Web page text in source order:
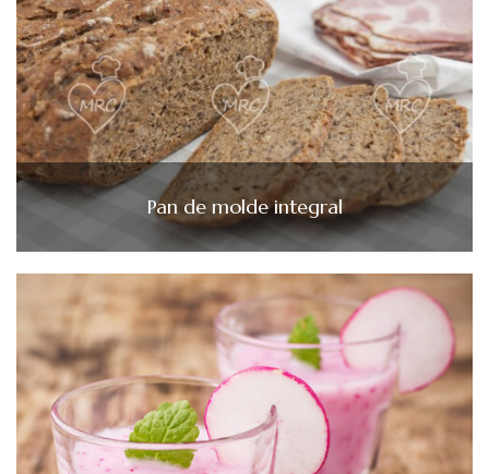
Pan de molde integral